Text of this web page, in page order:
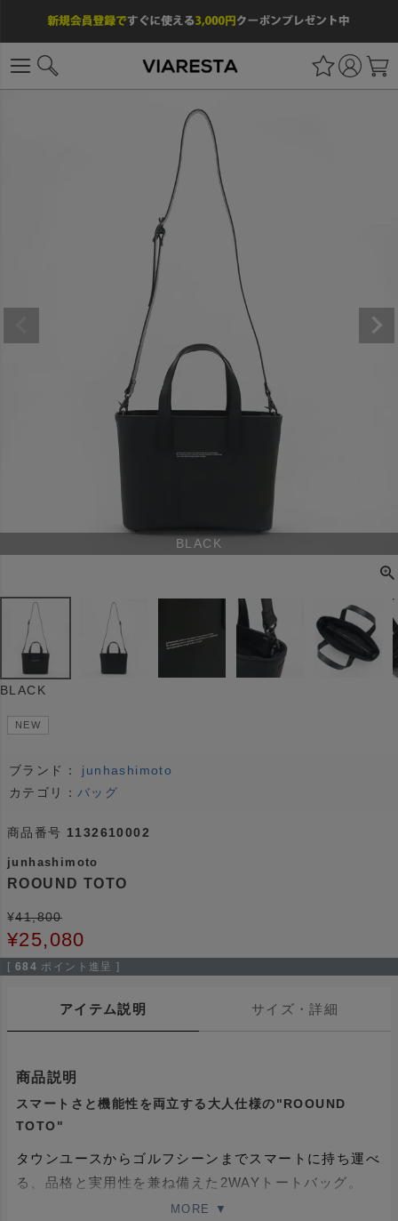
BLACK
BLACK
NEW
ブランド：
junhashimoto
カテゴリ： バッグ
商品番号 1132610002
junhashimoto
ROOUND TOTO
¥41,800
¥25,080
[ 684 ポイント進呈 ]
アイテム説明 サイズ・詳細
商品説明
スマートさと機能性を両立する大人仕様の"ROOUND
TOTO"
タウンユースからゴルフシーンまでスマートに持ち運べ
る、品格と実用性を兼ね備えた2WAYトートバッグ。